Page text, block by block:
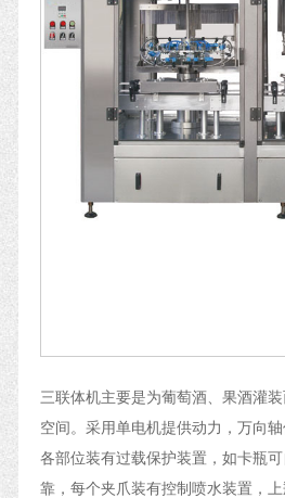
三联体机主要是为葡萄酒、果酒灌
空间。采用单电机提供动力，万向
各部位装有过载保护装置，如卡瓶
靠，每个夹爪装有控制喷水装置，